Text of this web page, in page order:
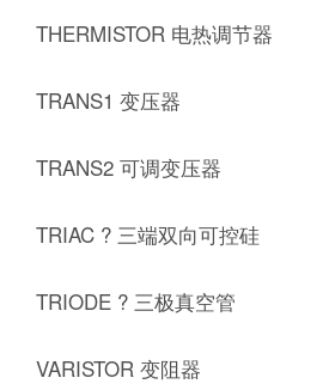
THERMISTOR 电热调节器
TRANS1 变压器
TRANS2 可调变压器
TRIAC ? 三端双向可控硅
TRIODE ? 三极真空管
VARISTOR 变阻器